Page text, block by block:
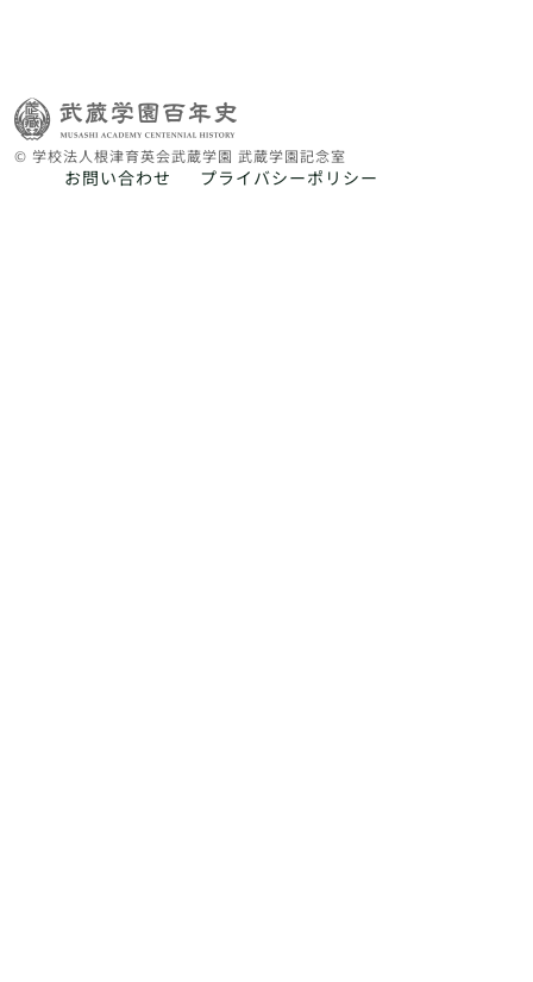
© 学校法人根津育英会武蔵学園 武蔵学園記念室
お問い合わせ プライバシーポリシー